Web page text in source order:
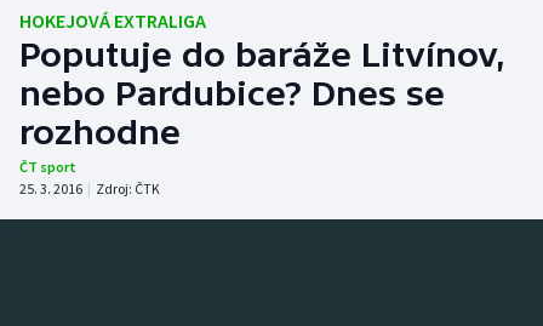
Fotbal
Hokej
Tenis
Atletika
HOKEJOVÁ EXTRALIGA
Poputuje do baráže Litvínov,
nebo Pardubice? Dnes se
rozhodne
ČT sport
25. 3. 2016 | Zdroj: ČTK